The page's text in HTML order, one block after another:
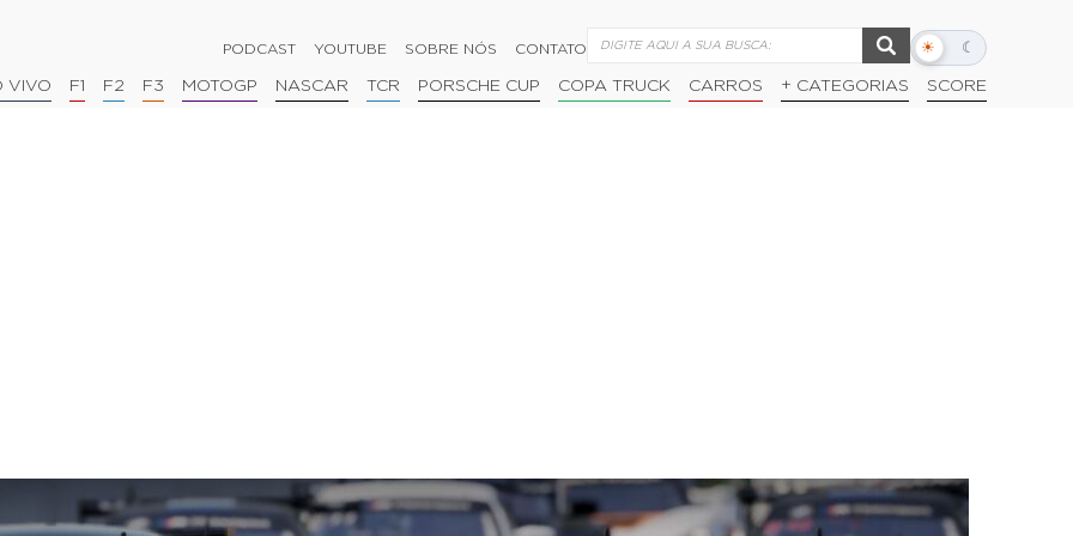
PODCAST YOUTUBE SOBRE NÓS CONTATO ☀ ☾
Alternar
escuro
VIVO F1 F2 F3 MOTOGP NASCAR TCR PORSCHE CUP COPA TRUCK CARROS + CATEGORIAS SCORE